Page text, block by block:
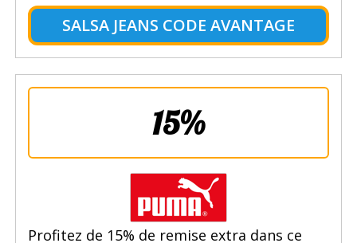
SALSA JEANS CODE AVANTAGE
15%
Profitez de 15% de remise extra dans ce